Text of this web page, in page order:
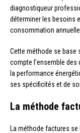
diagnostiqueur
déterminer les besoins
consommation annuelle.
Cette méthode se base
compte l’ensemble des
la performance
ses spécificités et de
La méthode
La méthode factures